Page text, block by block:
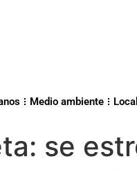
Medio ambiente Local
se